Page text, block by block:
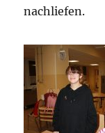
nachliefen.